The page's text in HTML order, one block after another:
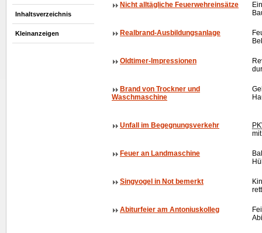
Inhaltsverzeichnis
Kleinanzeigen
Nicht alltägliche Feuerwehreinsätze
Realbrand-Ausbildungsanlage
Oldtimer-Impressionen
Brand von Trockner und
Waschmaschine
Unfall im Begegnungsverkehr
Feuer an Landmaschine
Singvogel in Not bemerkt
Abiturfeier am Antoniuskolleg